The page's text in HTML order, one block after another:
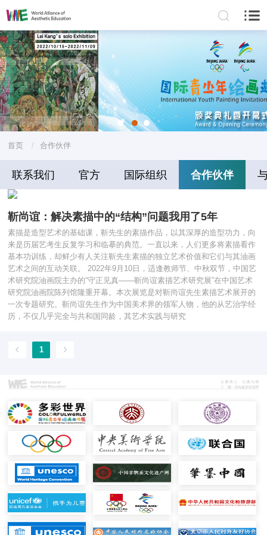
首页 / 合作伙伴
联系我们 官方 国际组织 合作伙伴
靳尚谊：解决素描中的“结构”问题我用了5年
素描是造型艺术的基础课，靳先生的素描作品，以其深厚的造型功力，向
来是历届艺考生反复学习和临摹的典范。一直以来，人们更多将素描看作
基本功训练，却鲜少有人关注靳先生素描的独立艺术价值和它们与其油画
艺术之间的互动关联。 2022年9月10日，适逢教师节、中秋双节，中国艺
术研究院油画院主办的“守正见真——靳尚谊素描艺术研究展”在中国艺术
研究院油画院陈列馆隆重开幕。本次展览是对靳尚谊先生素描艺术展开的
一次专题研究。靳尚谊先生作为中国美术界的领军人物，他的从艺治学经
历，不仅几乎完全与共和国同龄，其艺术实践与研究
1